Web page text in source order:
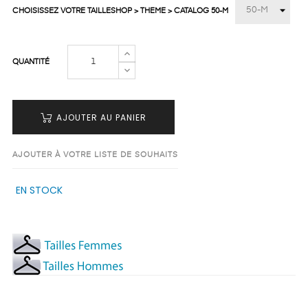
CHOISISSEZ VOTRE TAILLESHOP > THEME > CATALOG 50-M
QUANTITÉ
AJOUTER AU PANIER
AJOUTER À VOTRE LISTE DE SOUHAITS
EN STOCK